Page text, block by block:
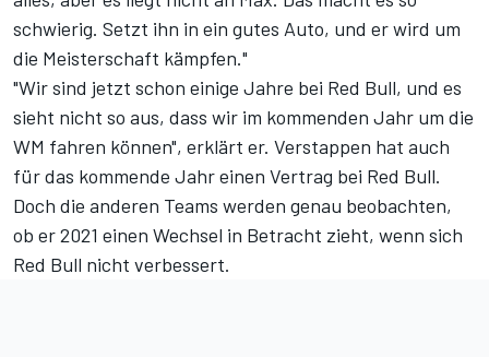
schwierig. Setzt ihn in ein gutes Auto, und er wird um
die Meisterschaft kämpfen."
"Wir sind jetzt schon einige Jahre bei Red Bull, und es
sieht nicht so aus, dass wir im kommenden Jahr um die
WM fahren können", erklärt er. Verstappen hat auch
für das kommende Jahr einen Vertrag bei Red Bull.
Doch die anderen Teams werden genau beobachten,
ob er 2021 einen Wechsel in Betracht zieht, wenn sich
Red Bull nicht verbessert.